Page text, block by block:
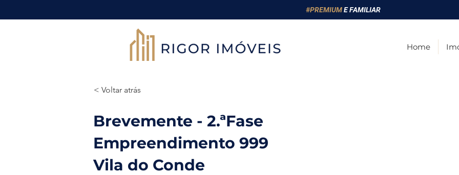
#PREMIUME FAMILIAR
Home
< Voltar atrás
Brevemente - 2.ªFase
Empreendimento 999
Vila do Conde